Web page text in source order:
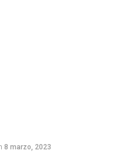
8 marzo, 2023